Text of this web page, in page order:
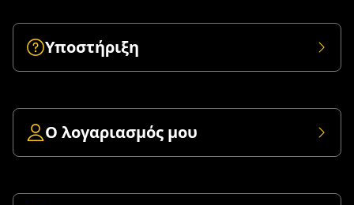
Υποστήριξη
Ο λογαριασμός μου